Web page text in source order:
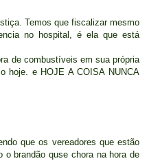
Temos que fiscalizar mesmo
no hospital, é ela que está
de combustíveis em sua própria
hoje. e HOJE A COISA NUNCA
que os vereadores que estão
o brandão quse chora na hora de